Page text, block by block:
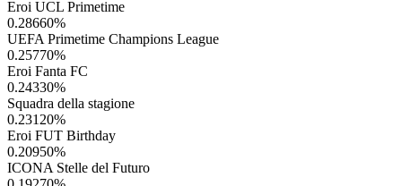
Eroi UCL Primetime
0.28660%
UEFA Primetime Champions League
0.25770%
Eroi Fanta FC
0.24330%
Squadra della stagione
0.23120%
Eroi FUT Birthday
0.20950%
ICONA Stelle del Futuro